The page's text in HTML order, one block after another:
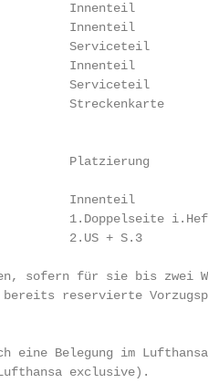
Innenteil
Innenteil
Serviceteil
Innenteil
Serviceteil
Streckenkarte
Platzierung
Innenteil
1.Doppelseite
2.US + S.3
sofern für sie bis zwei
reservierte
eine Belegung im
exclusive).